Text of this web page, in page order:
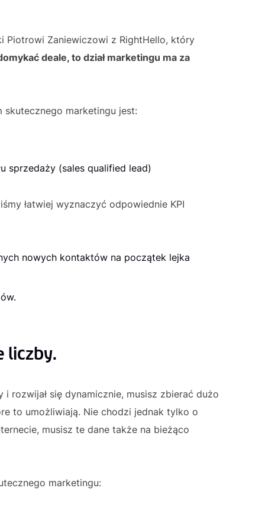
Piotrowi Zaniewiczowi z RightHello, który
deale, to dział marketingu ma za
skutecznego marketingu jest:
sprzedaży (sales qualified lead)
łatwiej wyznaczyć odpowiednie KPI
nowych kontaktów na początek lejka
liczby.
rozwijał się dynamicznie, musisz zbierać dużo
to umożliwiają. Nie chodzi jednak tylko o
musisz te dane także na bieżąco
marketingu: